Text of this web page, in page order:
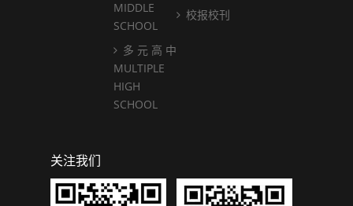
MIDDLE
SCHOOL
多 元 高 中
MULTIPLE
HIGH
SCHOOL
校报校刊
关注我们